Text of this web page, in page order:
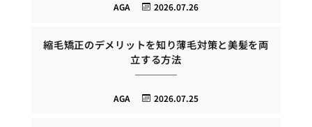
2026.07.26
AGA
縮毛矯正のデメリットを知り薄毛対策と美髪を両
立する方法
2026.07.25
AGA